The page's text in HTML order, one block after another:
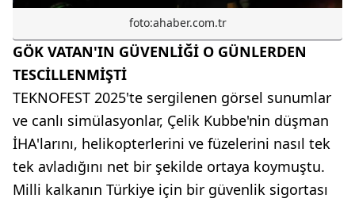
foto:ahaber.com.tr
GÖK VATAN'IN GÜVENLİĞİ O GÜNLERDEN
TESCİLLENMİŞTİ
TEKNOFEST 2025'te sergilenen görsel sunumlar
ve canlı simülasyonlar, Çelik Kubbe'nin düşman
İHA'larını, helikopterlerini ve füzelerini nasıl tek
tek avladığını net bir şekilde ortaya koymuştu.
Milli kalkanın Türkiye için bir güvenlik sigortası